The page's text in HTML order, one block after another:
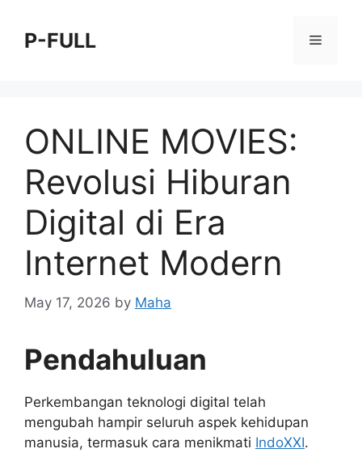
contentP-FULL Menu
ONLINE MOVIES:
Revolusi Hiburan
Digital di Era
Internet Modern
May 17, 2026 by Maha
Pendahuluan
Perkembangan teknologi digital telah
mengubah hampir seluruh aspek kehidupan
manusia, termasuk cara menikmati IndoXXI.